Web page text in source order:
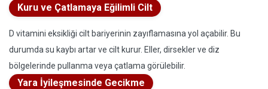
Kuru ve Çatlamaya Eğilimli Cilt
D vitamini eksikliği cilt bariyerinin zayıflamasına yol açabilir. Bu
durumda su kaybı artar ve cilt kurur. Eller, dirsekler ve diz
bölgelerinde pullanma veya çatlama görülebilir.
Yara İyileşmesinde Gecikme